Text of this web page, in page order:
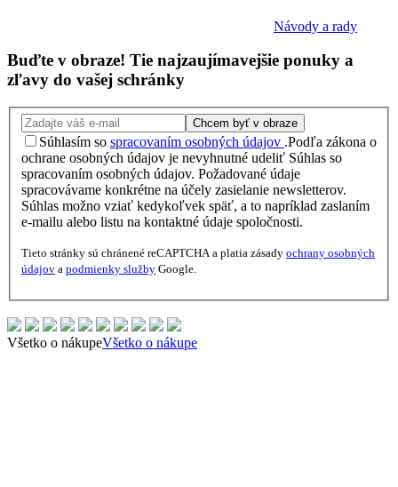
Návody a rady
Buďte v obraze! Tie najzaujímavejšie ponuky a
zľavy do vašej schránky
Chcem byť v obraze
Súhlasím so spracovaním osobných údajov .Podľa zákona o
ochrane osobných údajov je nevyhnutné udeliť Súhlas so
spracovaním osobných údajov. Požadované údaje
spracovávame konkrétne na účely zasielanie newsletterov.
Súhlas možno vziať kedykoľvek späť, a to napríklad zaslaním
e-mailu alebo listu na kontaktné údaje spoločnosti.
Tieto stránky sú chránené reCAPTCHA a platia zásady ochrany osobných
údajov a podmienky služby Google.
Všetko o nákupeVšetko o nákupe